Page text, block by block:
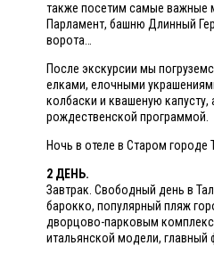
также посетим самые важные
Парламент, башню Длинный
ворота…
После экскурсии мы
елками, елочными
колбаски и квашеную
рождественской программой.
Ночь в отеле в Старом городе
2 ДЕНЬ.
Завтрак. Свободный день в
барокко, популярный пляж
дворцово-парковым
итальянской модели, главный